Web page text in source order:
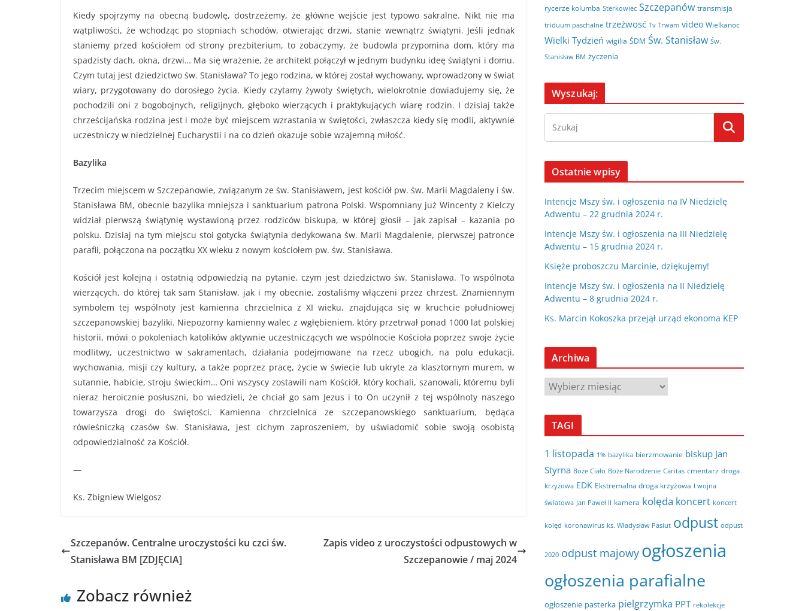
Kiedy spojrzymy na obecną budowlę, dostrzeżemy, że główne wejście jest typowo sakralne. Nikt nie ma
wątpliwości, że wchodząc po stopniach schodów, otwierając drzwi, stanie wewnątrz świątyni. Jeśli jednak
staniemy przed kościołem od strony prezbiterium, to zobaczymy, że budowla przypomina dom, który ma
spadzisty dach, okna, drzwi… Ma się wrażenie, że architekt połączył w jednym budynku ideę świątyni i domu.
Czym tutaj jest dziedzictwo św. Stanisława? To jego rodzina, w której został wychowany, wprowadzony w świat
wiary, przygotowany do dorosłego życia. Kiedy czytamy żywoty świętych, wielokrotnie dowiadujemy się, że
pochodzili oni z bogobojnych, religijnych, głęboko wierzących i praktykujących wiarę rodzin. I dzisiaj także
chrześcijańska rodzina jest i może być miejscem wzrastania w świętości, zwłaszcza kiedy się modli, aktywnie
uczestniczy w niedzielnej Eucharystii i na co dzień okazuje sobie wzajemną miłość.
Bazylika
Trzecim miejscem w Szczepanowie, związanym ze św. Stanisławem, jest kościół pw. św. Marii Magdaleny i św.
Stanisława BM, obecnie bazylika mniejsza i sanktuarium patrona Polski. Wspomniany już Wincenty z Kielczy
widział pierwszą świątynię wystawioną przez rodziców biskupa, w której głosił – jak zapisał – kazania po
polsku. Dzisiaj na tym miejscu stoi gotycka świątynia dedykowana św. Marii Magdalenie, pierwszej patronce
parafii, połączona na początku XX wieku z nowym kościołem pw. św. Stanisława.
Kościół jest kolejną i ostatnią odpowiedzią na pytanie, czym jest dziedzictwo św. Stanisława. To wspólnota
wierzących, do której tak sam Stanisław, jak i my obecnie, zostaliśmy włączeni przez chrzest. Znamiennym
symbolem tej wspólnoty jest kamienna chrzcielnica z XI wieku, znajdująca się w kruchcie południowej
szczepanowskiej bazyliki. Niepozorny kamienny walec z wgłębieniem, który przetrwał ponad 1000 lat polskiej
historii, mówi o pokoleniach katolików aktywnie uczestniczących we wspólnocie Kościoła poprzez swoje życie
modlitwy, uczestnictwo w sakramentach, działania podejmowane na rzecz ubogich, na polu edukacji,
wychowania, misji czy kultury, a także poprzez pracę, życie w świecie lub ukryte za klasztornym murem, w
sutannie, habicie, stroju świeckim… Oni wszyscy zostawili nam Kościół, który kochali, szanowali, któremu byli
nieraz heroicznie posłuszni, bo wiedzieli, że chciał go sam Jezus i to On uczynił z tej wspólnoty naszego
towarzysza drogi do świętości. Kamienna chrzcielnica ze szczepanowskiego sanktuarium, będąca
rówieśniczką czasów św. Stanisława, jest cichym zaproszeniem, by uświadomić sobie swoją osobistą
odpowiedzialność za Kościół.
—
Ks. Zbigniew Wielgosz
Szczepanów. Centralne uroczystości ku czci św.
Stanisława BM [ZDJĘCIA]
Zapis video z uroczystości odpustowych w
Szczepanowie / maj 2024
Zobacz również
rycerze kolumba Sterkowiec Szczepanów transmisja
triduum paschalne trzeźwosć Tv Trwam video Wielkanoc
Wielki Tydzień wigilia ŚDM Św. Stanisław Św.
Stanisław BM życzenia
Wyszukaj:
Ostatnie wpisy
Intencje Mszy św. i ogłoszenia na IV Niedzielę
Adwentu – 22 grudnia 2024 r.
Intencje Mszy św. i ogłoszenia na III Niedzielę
Adwentu – 15 grudnia 2024 r.
Księże proboszczu Marcinie, dziękujemy!
Intencje Mszy św. i ogłoszenia na II Niedzielę
Adwentu – 8 grudnia 2024 r.
Ks. Marcin Kokoszka przejął urząd ekonoma KEP
Archiwa
A
r
c
w
a
TAGI
1 listopada 1% bazylika bierzmowanie biskup Jan
Styrna Boże Ciało Boże Narodzenie Caritas cmentarz droga
krzyżowa EDK Ekstremalna droga krzyżowa I wojna
światowa Jan Paweł II kamera kolęda koncert koncert
kolęd koronawirus ks. Władysław Pasiut odpust odpust
2020 odpust majowy ogłoszenia
ogłoszenia parafialne
ogłoszenie pasterka pielgrzymka PPT rekolekcje